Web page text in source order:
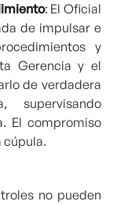
: El Oficial
de impulsar e
y
Gerencia y el
de verdadera
supervisando
El compromiso
cúpula.
no pueden